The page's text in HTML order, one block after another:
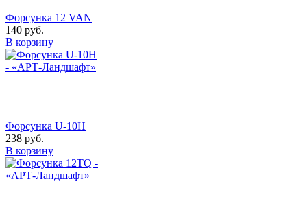
Форсунка 12 VAN
140 руб.
В корзину
Форсунка U-10H
238 руб.
В корзину